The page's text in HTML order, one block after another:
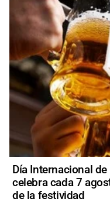
Día Internacional
celebra cada 7
de la festividad